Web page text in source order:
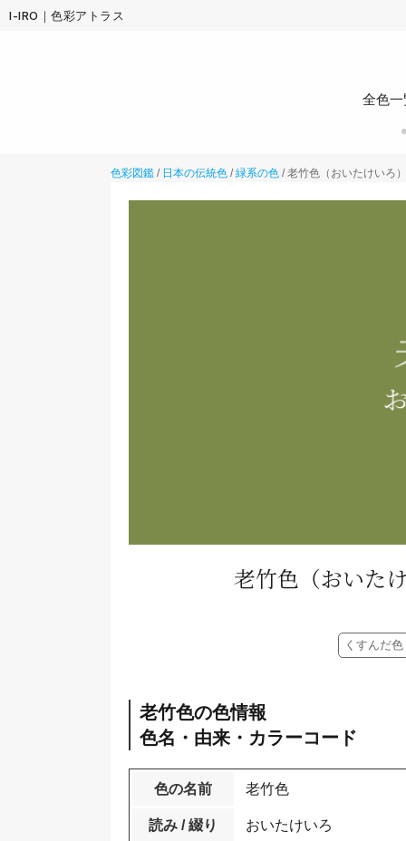
I-IRO｜色彩アトラス
全色一
色彩図鑑 / 日本の伝統色 / 緑系の色 /老竹色（おいたけいろ）
老竹色 （おいた
くすんだ色
老竹色の色情報
色名・由来・カラーコード
色の名前 老竹色
読み / 綴り おいたけいろ